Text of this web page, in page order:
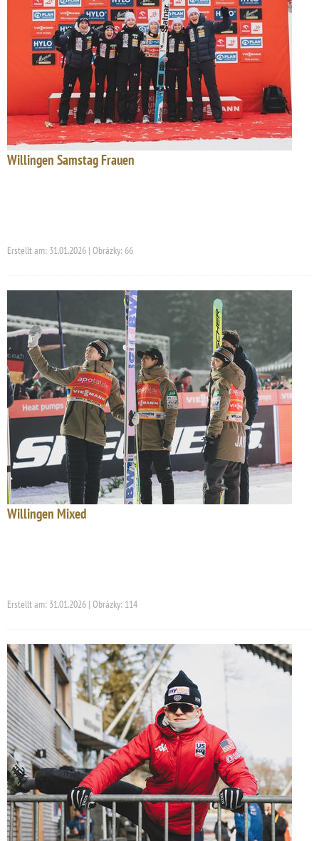
Willingen Samstag Frauen
Erstellt am: 31.01.2026 | Obrázky: 66
Willingen Mixed
Erstellt am: 31.01.2026 | Obrázky: 114